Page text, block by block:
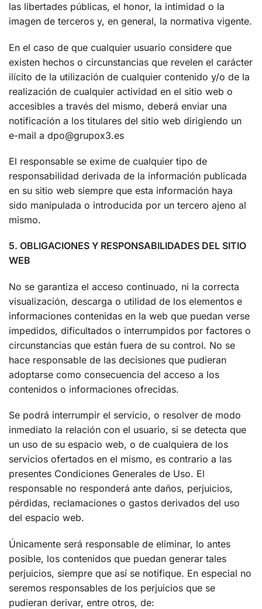
las libertades públicas, el honor, la intimidad o la
imagen de terceros y, en general, la normativa vigente.
En el caso de que cualquier usuario considere que
existen hechos o circunstancias que revelen el carácter
ilícito de la utilización de cualquier contenido y/o de la
realización de cualquier actividad en el sitio web o
accesibles a través del mismo, deberá enviar una
notificación a los titulares del sitio web dirigiendo un
e-mail a dpo@grupox3.es
El responsable se exime de cualquier tipo de
responsabilidad derivada de la información publicada
en su sitio web siempre que esta información haya
sido manipulada o introducida por un tercero ajeno al
mismo.
5. OBLIGACIONES Y RESPONSABILIDADES DEL SITIO
WEB
No se garantiza el acceso continuado, ni la correcta
visualización, descarga o utilidad de los elementos e
informaciones contenidas en la web que puedan verse
impedidos, dificultados o interrumpidos por factores o
circunstancias que están fuera de su control. No se
hace responsable de las decisiones que pudieran
adoptarse como consecuencia del acceso a los
contenidos o informaciones ofrecidas.
Se podrá interrumpir el servicio, o resolver de modo
inmediato la relación con el usuario, si se detecta que
un uso de su espacio web, o de cualquiera de los
servicios ofertados en el mismo, es contrario a las
presentes Condiciones Generales de Uso. El
responsable no responderá ante daños, perjuicios,
pérdidas, reclamaciones o gastos derivados del uso
del espacio web.
Únicamente será responsable de eliminar, lo antes
posible, los contenidos que puedan generar tales
perjuicios, siempre que así se notifique. En especial no
seremos responsables de los perjuicios que se
pudieran derivar, entre otros, de: